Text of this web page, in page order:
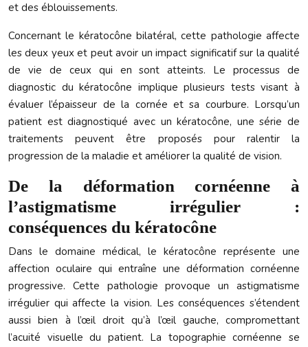
et des éblouissements.
Concernant le kératocône bilatéral, cette pathologie affecte
les deux yeux et peut avoir un impact significatif sur la qualité
de vie de ceux qui en sont atteints. Le processus de
diagnostic du kératocône implique plusieurs tests visant à
évaluer l’épaisseur de la cornée et sa courbure. Lorsqu’un
patient est diagnostiqué avec un kératocône, une série de
traitements peuvent être proposés pour ralentir la
progression de la maladie et améliorer la qualité de vision.
De la déformation cornéenne à
l’astigmatisme irrégulier :
conséquences du kératocône
Dans le domaine médical, le kératocône représente une
affection oculaire qui entraîne une déformation cornéenne
progressive. Cette pathologie provoque un astigmatisme
irrégulier qui affecte la vision. Les conséquences s’étendent
aussi bien à l’œil droit qu’à l’œil gauche, compromettant
l’acuité visuelle du patient. La topographie cornéenne se